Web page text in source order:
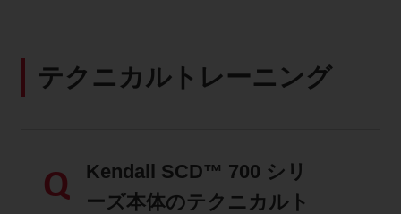
テクニカルトレーニング
Q
Kendall SCD™ 700 シリ
ーズ本体のテクニカルト